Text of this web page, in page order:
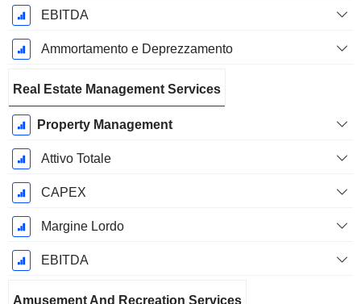
EBITDA
Ammortamento e Deprezzamento
Real Estate Management Services
Property Management
Attivo Totale
CAPEX
Margine Lordo
EBITDA
Amusement And Recreation Services